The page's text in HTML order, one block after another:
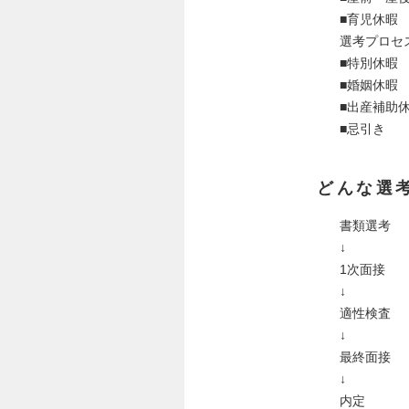
■育児休暇
選考プロセ
■特別休暇
■婚姻休暇
■出産補助
■忌引き
どんな選
書類選考
↓
1次面接
↓
適性検査
↓
最終面接
↓
内定